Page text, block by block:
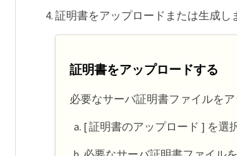
証明書をアップロードまたは生成し
証明書をアップロードする
必要なサーバ証明書ファイルをア
[ 証明書のアップロード ] を選